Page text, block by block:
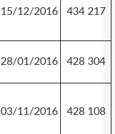
15/12/2016 434 217
28/01/2016 428 304
03/11/2016 428 108